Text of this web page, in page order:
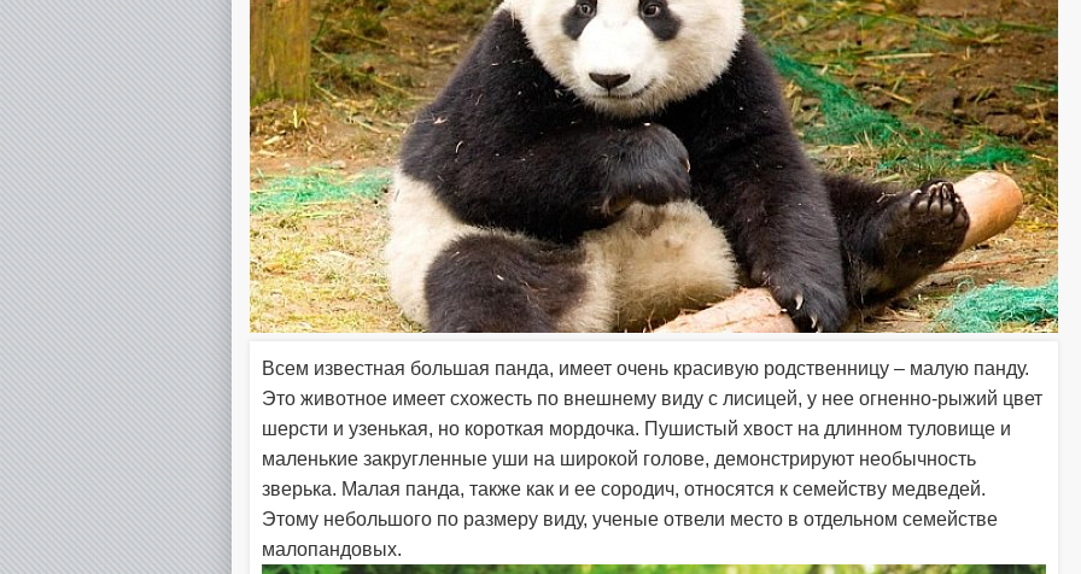
Всем известная большая панда, имеет очень красивую родственницу – малую панду.
Это животное имеет схожесть по внешнему виду с лисицей, у нее огненно-рыжий цвет
шерсти и узенькая, но короткая мордочка. Пушистый хвост на длинном туловище и
маленькие закругленные уши на широкой голове, демонстрируют необычность
зверька. Малая панда, также как и ее сородич, относятся к семейству медведей.
Этому небольшого по размеру виду, ученые отвели место в отдельном семействе
малопандовых.